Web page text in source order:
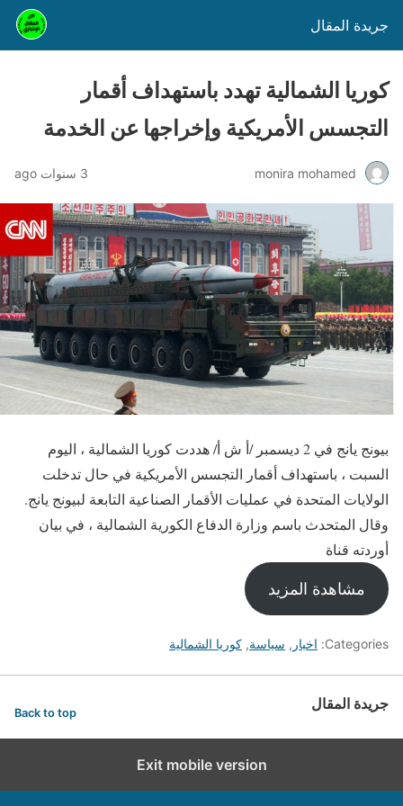
جريدة المقال
كوريا الشمالية تهدد باستهداف أقمار
التجسس الأمريكية وإخراجها عن الخدمة
monira mohamed 3 سنوات ago
بيونج يانج في 2 ديسمبر /أ ش أ/ هددت كوريا الشمالية ، اليوم
السبت ، باستهداف أقمار التجسس الأمريكية في حال تدخلت
الولايات المتحدة في عمليات الأقمار الصناعية التابعة لبيونج يانج.
وقال المتحدث باسم وزارة الدفاع الكورية الشمالية ، في بيان
أوردته قناة
مشاهدة المزيد
Categories: اخبار , سياسة, كوريا الشمالية
جريدة المقال Back to top
Exit mobile version